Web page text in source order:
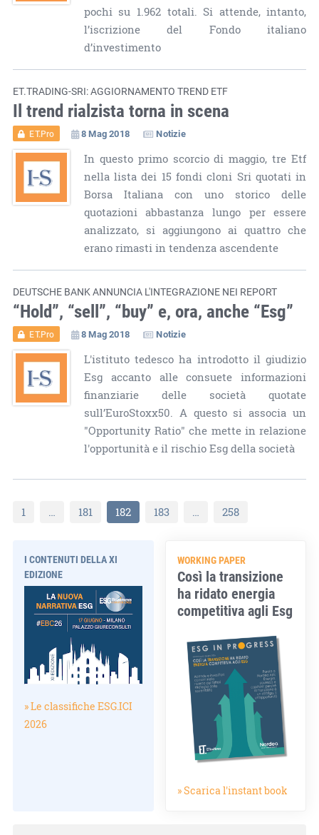
pochi su 1.962 totali. Si attende, intanto,
l’iscrizione del Fondo italiano
d’investimento
ET.TRADING-SRI: AGGIORNAMENTO TREND ETF
Il trend rialzista torna in scena
ET.Pro 8 Mag 2018 Notizie
In questo primo scorcio di maggio, tre Etf
nella lista dei 15 fondi cloni Sri quotati in
Borsa Italiana con uno storico delle
quotazioni abbastanza lungo per essere
analizzato, si aggiungono ai quattro che
erano rimasti in tendenza ascendente
DEUTSCHE BANK ANNUNCIA L'INTEGRAZIONE NEI REPORT
“Hold”, “sell”, “buy” e, ora, anche “Esg”
ET.Pro 8 Mag 2018 Notizie
L'istituto tedesco ha introdotto il giudizio
Esg accanto alle consuete informazioni
finanziarie delle società quotate
sull’EuroStoxx50. A questo si associa un
"Opportunity Ratio" che mette in relazione
l'opportunità e il rischio Esg della società
1 … 181 182 183 … 258
I CONTENUTI DELLA XI
EDIZIONE
» Le classifiche ESG.ICI
2026
WORKING PAPER
Così la transizione
ha ridato energia
competitiva agli Esg
» Scarica l'instant book